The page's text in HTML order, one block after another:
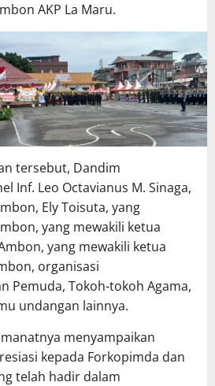
AKP La Maru.
tersebut, Dandim
Inf. Leo Octavianus M. Sinaga,
Ely Toisuta, yang
yang mewakili ketua
yang mewakili ketua
organisasi
Pemuda, Tokoh-tokoh Agama,
undangan lainnya.
menyampaikan
kepada Forkopimda dan
telah hadir dalam